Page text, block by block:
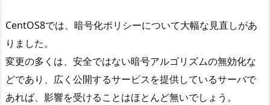
CentOS8では、暗号化ポリシーについて大幅な見直しがあ
りました。
変更の多くは、安全ではない暗号アルゴリズムの無効化な
どであり、広く公開するサービスを提供しているサーバで
あれば、影響を受けることはほとんど無いでしょう。